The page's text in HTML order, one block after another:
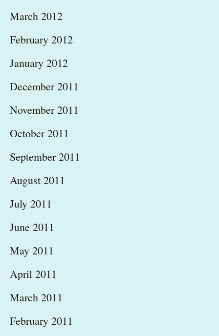
March 2012
February 2012
January 2012
December 2011
November 2011
October 2011
September 2011
August 2011
July 2011
June 2011
May 2011
April 2011
March 2011
February 2011